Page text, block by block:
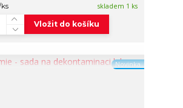
ks skladem 1 ks
Vložit do košíku
Novinka